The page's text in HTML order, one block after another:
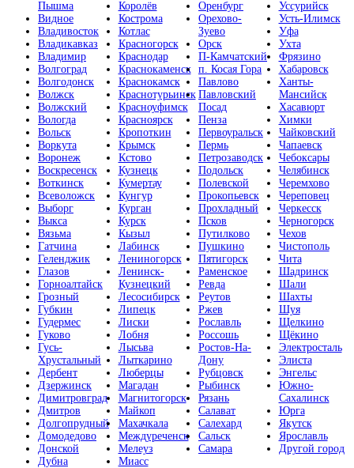
Пышма
Видное
Владивосток
Владикавказ
Владимир
Волгоград
Волгодонск
Волжск
Волжский
Вологда
Вольск
Воркута
Воронеж
Воскресенск
Воткинск
Всеволожск
Выборг
Выкса
Вязьма
Гатчина
Геленджик
Глазов
Горноалтайск
Грозный
Губкин
Гудермес
Гуково
Гусь-
Хрустальный
Дербент
Дзержинск
Димитровград
Дмитров
Долгопрудный
Домодедово
Донской
Дубна
Королёв
Кострома
Котлас
Красногорск
Краснодар
Краснокаменск
Краснокамск
Краснотурьинск
Красноуфимск
Красноярск
Кропоткин
Крымск
Кстово
Кузнецк
Кумертау
Кунгур
Курган
Курск
Кызыл
Лабинск
Лениногорск
Ленинск-
Кузнецкий
Лесосибирск
Липецк
Лиски
Лобня
Лысьва
Лыткарино
Люберцы
Магадан
Магнитогорск
Майкоп
Махачкала
Междуреченск
Мелеуз
Миасс
Оренбург
Орехово-
Зуево
Орск
П-Камчатский
п. Косая Гора
Павлово
Павловский
Посад
Пенза
Первоуральск
Пермь
Петрозаводск
Подольск
Полевской
Прокопьевск
Прохладный
Псков
Путилково
Пушкино
Пятигорск
Раменское
Ревда
Реутов
Ржев
Рославль
Россошь
Ростов-На-
Дону
Рубцовск
Рыбинск
Рязань
Салават
Салехард
Сальск
Самара
Уссурийск
Усть-Илимск
Уфа
Ухта
Фрязино
Хабаровск
Ханты-
Мансийск
Хасавюрт
Химки
Чайковский
Чапаевск
Чебоксары
Челябинск
Черемхово
Череповец
Черкесск
Черногорск
Чехов
Чистополь
Чита
Шадринск
Шали
Шахты
Шуя
Щелкино
Щёкино
Электросталь
Элиста
Энгельс
Южно-
Сахалинск
Юрга
Якутск
Ярославль
Другой город